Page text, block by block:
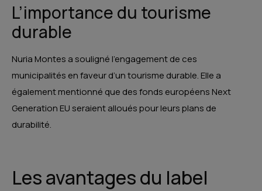
L’importance du tourisme
durable
Nuria Montes a souligné l’engagement de ces
municipalités en faveur d’un tourisme durable. Elle a
également mentionné que des fonds européens Next
Generation EU seraient alloués pour leurs plans de
durabilité.
Les avantages du label